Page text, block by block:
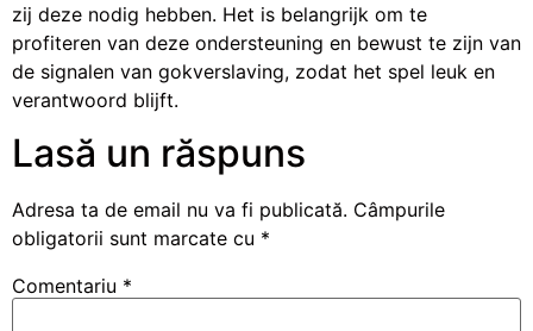
zij deze nodig hebben. Het is belangrijk om te
profiteren van deze ondersteuning en bewust te zijn van
de signalen van gokverslaving, zodat het spel leuk en
verantwoord blijft.
Lasă un răspuns
Adresa ta de email nu va fi publicată. Câmpurile
obligatorii sunt marcate cu *
Comentariu *